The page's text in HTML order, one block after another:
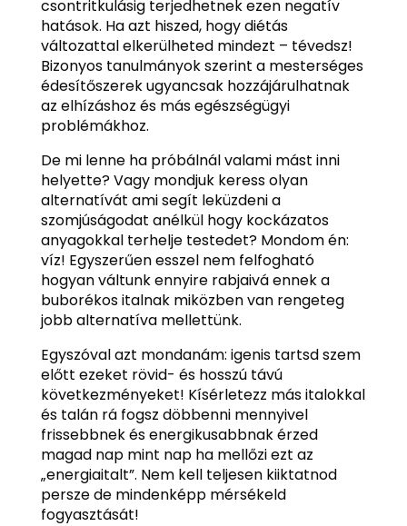
csontritkulásig terjedhetnek ezen negatív
hatások. Ha azt hiszed, hogy diétás
változattal elkerülheted mindezt – tévedsz!
Bizonyos tanulmányok szerint a mesterséges
édesítőszerek ugyancsak hozzájárulhatnak
az elhízáshoz és más egészségügyi
problémákhoz.
De mi lenne ha próbálnál valami mást inni
helyette? Vagy mondjuk keress olyan
alternatívát ami segít leküzdeni a
szomjúságodat anélkül hogy kockázatos
anyagokkal terhelje testedet? Mondom én:
víz! Egyszerűen esszel nem felfogható
hogyan váltunk ennyire rabjaivá ennek a
buborékos italnak miközben van rengeteg
jobb alternatíva mellettünk.
Egyszóval azt mondanám: igenis tartsd szem
előtt ezeket rövid- és hosszú távú
következményeket! Kísérletezz más italokkal
és talán rá fogsz döbbenni mennyivel
frissebbnek és energikusabbnak érzed
magad nap mint nap ha mellőzi ezt az
„energiaitalt”. Nem kell teljesen kiiktatnod
persze de mindenképp mérsékeld
fogyasztását!